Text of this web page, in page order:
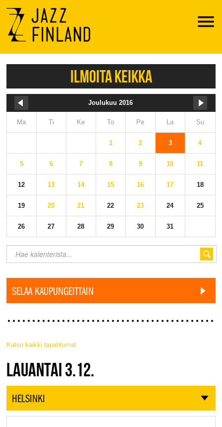
Menu
ILMOITA KEIKKA
Joulukuu 2016
Ma Ti Ke To Pe La Su
1 2 3 4
5 6 7 8 9 10 11
12 13 14 15 16 17 18
19 20 21 22 23 24 25
26 27 28 29 30 31
SELAA KAUPUNGEITTAIN
Katso kaikki tapahtumat
JAZZ FINLAND LIVE
LAUANTAI 3.12.
HELSINKI